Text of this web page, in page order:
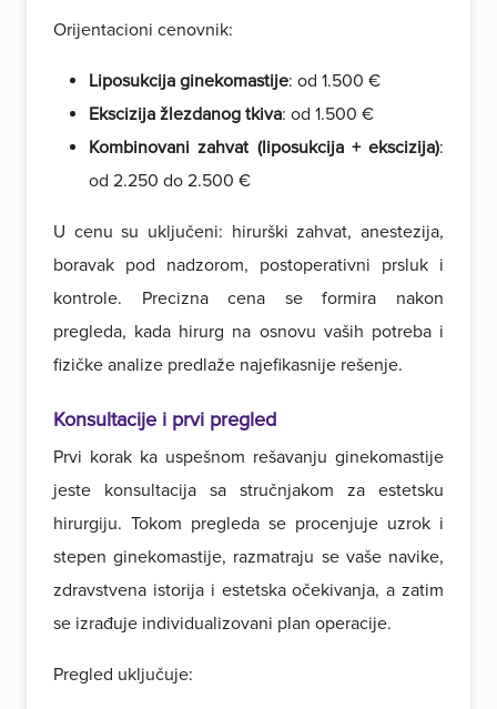
Orijentacioni cenovnik:
Liposukcija ginekomastije: od 1.500 €
Ekscizija žlezdanog tkiva: od 1.500 €
Kombinovani zahvat (liposukcija + ekscizija):
od 2.250 do 2.500 €
U cenu su uključeni: hirurški zahvat, anestezija,
boravak pod nadzorom, postoperativni prsluk i
kontrole. Precizna cena se formira nakon
pregleda, kada hirurg na osnovu vaših potreba i
fizičke analize predlaže najefikasnije rešenje.
Konsultacije i prvi pregled
Prvi korak ka uspešnom rešavanju ginekomastije
jeste konsultacija sa stručnjakom za estetsku
hirurgiju. Tokom pregleda se procenjuje uzrok i
stepen ginekomastije, razmatraju se vaše navike,
zdravstvena istorija i estetska očekivanja, a zatim
se izrađuje individualizovani plan operacije.
Pregled uključuje: